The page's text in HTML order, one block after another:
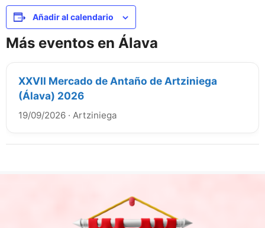
Añadir al calendario
Más eventos en Álava
XXVII Mercado de Antaño de Artziniega
(Álava) 2026
19/09/2026 · Artziniega